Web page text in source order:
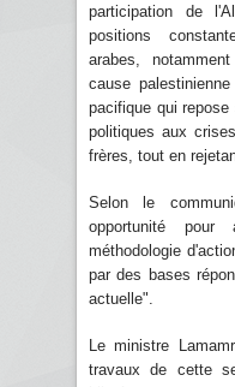
participation de
positions
arabes,
cause
pacifique qui
politiques aux
frères, tout en
Selon le
opportunité pour
méthodologie
par des bases
actuelle".
Le ministre
travaux de cette